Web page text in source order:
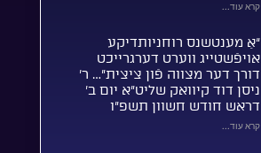
קרא עוד...
“אַ מענטשנס רוחניותדיקע
אויפֿשטייג ווערט דערגרייכט
דורך דער מצווה פֿון ציצית”… ר’
ניסן דוד קיוואק שליט”א יום ב’
דראש חודש חשוון תשפ”ו
קרא עוד...